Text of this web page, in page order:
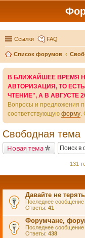
Ссылки FAQ
Список форумов
В БЛИЖАЙШЕЕ ВРЕМЯ
АВТОРИЗАЦИЯ, ТО
ЧТЕНИЕ", А В АВГУСТЕ
Вопросы и предложения
соответствующую форму.
Свободная тема
Новая тема
131
Давайте не
Последнее сообщение
Ответы: 41
Форумчане,
Последнее сообщение
Ответы: 438